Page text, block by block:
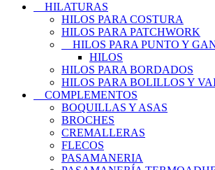
HILATURAS
HILOS PARA COSTURA
HILOS PARA PATCHWORK
HILOS PARA PUNTO Y
HILOS
HILOS PARA BORDADOS
HILOS PARA BOLILLOS Y
COMPLEMENTOS
BOQUILLAS Y ASAS
BROCHES
CREMALLERAS
FLECOS
PASAMANERIA